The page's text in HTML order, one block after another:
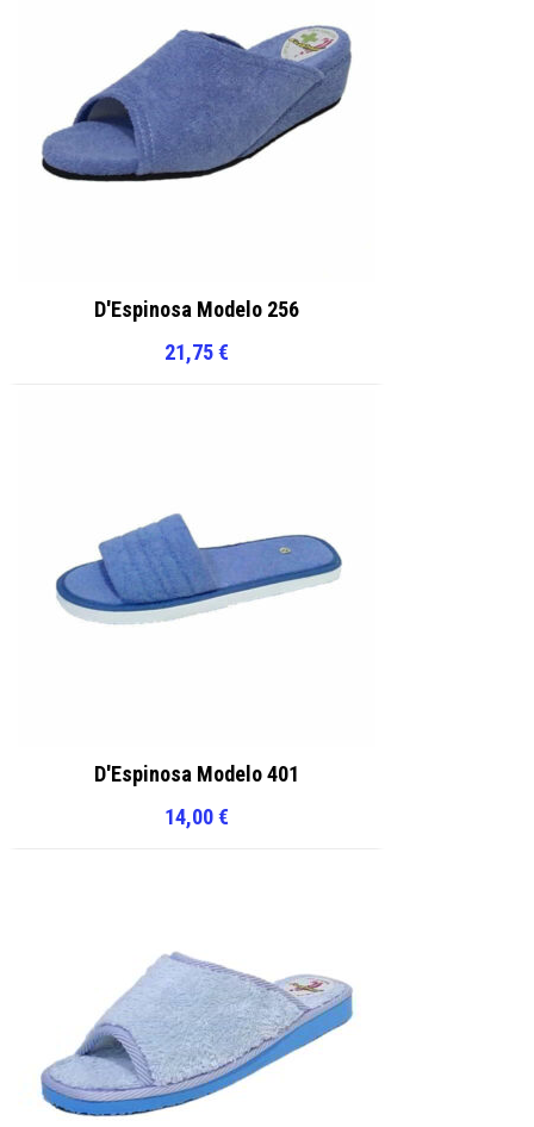
D'Espinosa Modelo 256
21,75€
D'Espinosa Modelo 401
14,00€